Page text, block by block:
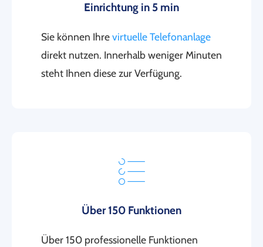
Einrichtung in 5 min
Sie können Ihrevirtuelle Telefonanlage
direkt nutzen. Innerhalb weniger Minuten
steht Ihnen diese zur Verfügung.
Über 150 Funktionen
Über 150 professionelle Funktionen